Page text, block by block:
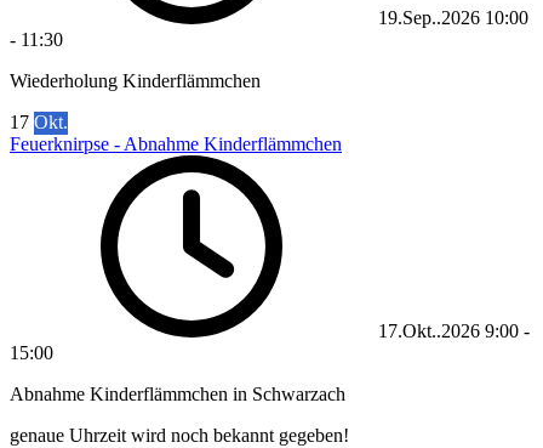
19.Sep..2026 10:00
- 11:30
Wiederholung Kinderflämmchen
17 Okt.
Feuerknirpse - Abnahme Kinderflämmchen
17.Okt..2026 9:00 -
15:00
Abnahme Kinderflämmchen in Schwarzach
genaue Uhrzeit wird noch bekannt gegeben!